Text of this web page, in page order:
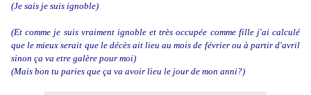
(Je sais je suis ignoble)
(Et comme je suis vraiment ignoble et très occupée comme fille j'ai calculé
que le mieux serait que le décès ait lieu au mois de février ou à partir d'avril
sinon ça va etre galère pour moi)
(Mais bon tu paries que ça va avoir lieu le jour de mon anni?)